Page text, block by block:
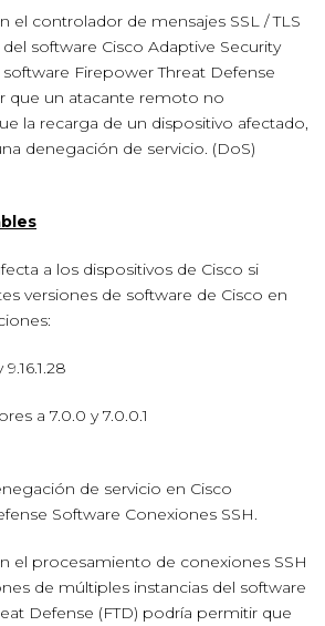
el controlador de mensajes SSL / TLS
software Cisco Adaptive Security
software Firepower Threat Defense
que un atacante remoto no
la recarga de un dispositivo afectado,
denegación de servicio. (DoS)
a los dispositivos de Cisco si
versiones de software de Cisco en
a 7.0.0 y 7.0.0.1
de servicio en Cisco
Software Conexiones SSH.
el procesamiento de conexiones SSH
de múltiples instancias del software
Defense (FTD) podría permitir que